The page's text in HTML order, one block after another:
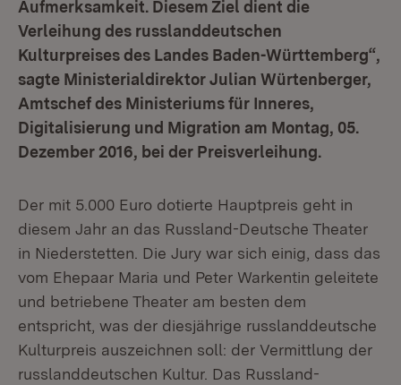
Aufmerksamkeit. Diesem Ziel dient die
Verleihung des russlanddeutschen
Kulturpreises des Landes Baden-Württemberg“,
sagte Ministerialdirektor Julian Würtenberger,
Amtschef des Ministeriums für Inneres,
Digitalisierung und Migration am Montag, 05.
Dezember 2016, bei der Preisverleihung.
Der mit 5.000 Euro dotierte Hauptpreis geht in
diesem Jahr an das Russland-Deutsche Theater
in Niederstetten. Die Jury war sich einig, dass das
vom Ehepaar Maria und Peter Warkentin geleitete
und betriebene Theater am besten dem
entspricht, was der diesjährige russlanddeutsche
Kulturpreis auszeichnen soll: der Vermittlung der
russlanddeutschen Kultur. Das Russland-